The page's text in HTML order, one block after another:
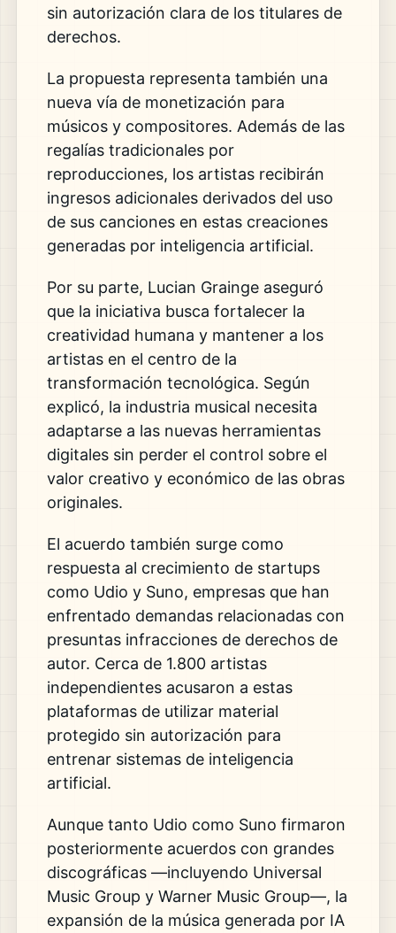
sin autorización clara de los titulares de
derechos.
La propuesta representa también una
nueva vía de monetización para
músicos y compositores. Además de las
regalías tradicionales por
reproducciones, los artistas recibirán
ingresos adicionales derivados del uso
de sus canciones en estas creaciones
generadas por inteligencia artificial.
Por su parte, Lucian Grainge aseguró
que la iniciativa busca fortalecer la
creatividad humana y mantener a los
artistas en el centro de la
transformación tecnológica. Según
explicó, la industria musical necesita
adaptarse a las nuevas herramientas
digitales sin perder el control sobre el
valor creativo y económico de las obras
originales.
El acuerdo también surge como
respuesta al crecimiento de startups
como Udio y Suno, empresas que han
enfrentado demandas relacionadas con
presuntas infracciones de derechos de
autor. Cerca de 1.800 artistas
independientes acusaron a estas
plataformas de utilizar material
protegido sin autorización para
entrenar sistemas de inteligencia
artificial.
Aunque tanto Udio como Suno firmaron
posteriormente acuerdos con grandes
discográficas —incluyendo Universal
Music Group y Warner Music Group—, la
expansión de la música generada por IA